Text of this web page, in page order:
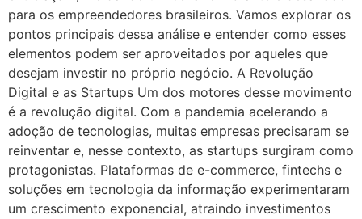
para os empreendedores brasileiros. Vamos explorar os
pontos principais dessa análise e entender como esses
elementos podem ser aproveitados por aqueles que
desejam investir no próprio negócio. A Revolução
Digital e as Startups Um dos motores desse movimento
é a revolução digital. Com a pandemia acelerando a
adoção de tecnologias, muitas empresas precisaram se
reinventar e, nesse contexto, as startups surgiram como
protagonistas. Plataformas de e-commerce, fintechs e
soluções em tecnologia da informação experimentaram
um crescimento exponencial, atraindo investimentos